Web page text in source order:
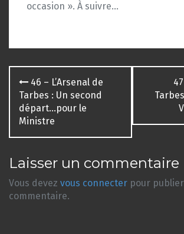
occasion ». À suivre…
Navigation
des
articles
46 – L’Arsenal de
Tarbes : Un second
départ…pour le
Ministre
Laisser un commentaire
Vous devez vous connecter pour
commentaire.